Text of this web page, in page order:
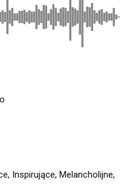
Inspirujące, Melancholijne,